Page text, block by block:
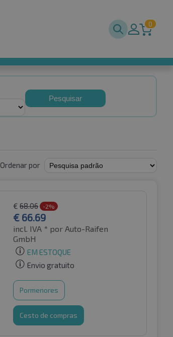
0
Pesquisar
Ordenar por
€ 68.06 -2%
€ 66.69
incl. IVA * por Auto-Raifen
GmbH
EM ESTOQUE
Envio gratuito
Pormenores
Cesto de compras